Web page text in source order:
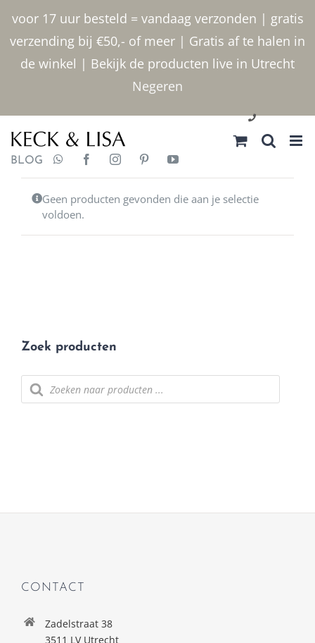
voor 17 uur besteld = vandaag verzonden | gratis
verzending bij €50,- of meer | Gratis af te halen in
de winkel | Bekijk de producten live in Utrecht
Negeren
inhoud
030 2400000
BLOG
Geen producten gevonden die aan je selectie
voldoen.
Zoek producten
Producten
zoeken
CONTACT
Zadelstraat 38
3511 LV Utrecht